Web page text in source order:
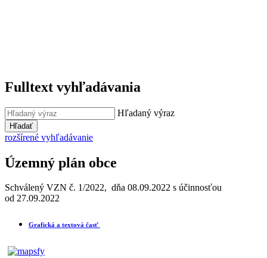
Fulltext vyhľadávania
Hľadaný výraz
Hľadať
rozšírené vyhľadávanie
Územný plán obce
Schválený VZN č. 1/2022, dňa 08.09.2022 s účinnosťou
od 27.09.2022
Grafická a textová časť